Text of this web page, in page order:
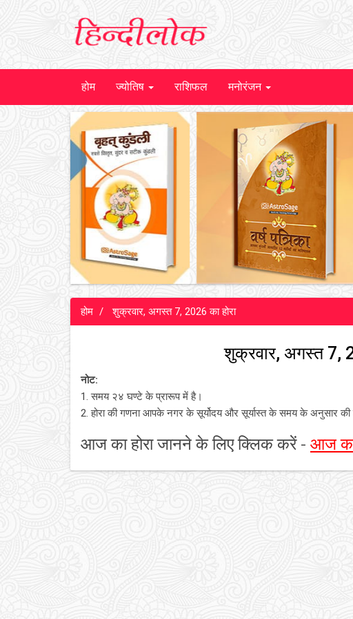
होम ज्योतिष राशिफल मनोरंजन
होम शुक्रवार, अगस्त 7, 2026 का होरा
शुक्रवार, अगस्त 7,
नोट:
1. समय २४ घण्टे के प्रारूप में है।
2. होरा की गणना आपके नगर के सूर्योदय और सूर्यास्त के समय के अनुसार की
आज का होरा जानने के लिए क्लिक करें - आज का